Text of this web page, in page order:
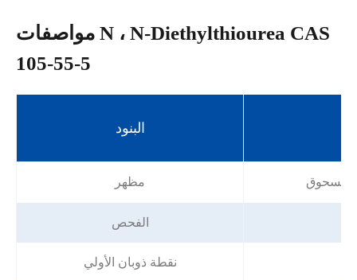
مواصفات N ، N-Diethylthiourea CAS
105-55-5
البنود
مظهر مسحوق
الفحص
نقطة ذوبان الأولي